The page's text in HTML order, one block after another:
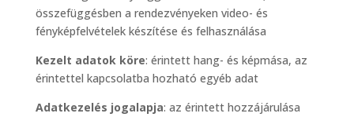
összefüggésben a rendezvényeken video- és
fényképfelvételek készítése és felhasználása
Kezelt adatok köre: érintett hang- és képmása, az
érintettel kapcsolatba hozható egyéb adat
Adatkezelés jogalapja: az érintett hozzájárulása